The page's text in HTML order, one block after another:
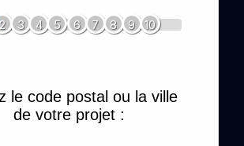
2 3 4 5 6 7 8 9 10
le code postal ou la ville
de votre projet :